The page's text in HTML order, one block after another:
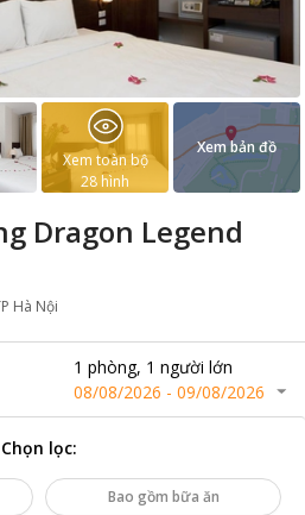
Dragon Legend
Hà Nội
1 phòng, 1 người lớn
08/08/2026 - 09/08/2026
Xem toàn bộ
28 hình
Xem bản đồ
Chọn lọc:
Bao gồm bữa ăn